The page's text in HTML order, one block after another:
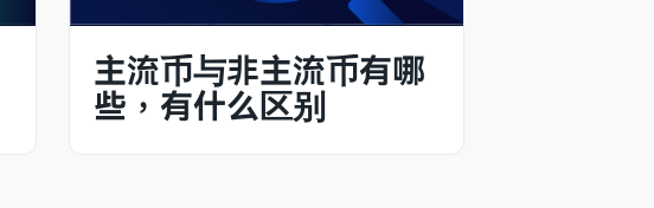
主流币与非主流币有哪
些，有什么区别